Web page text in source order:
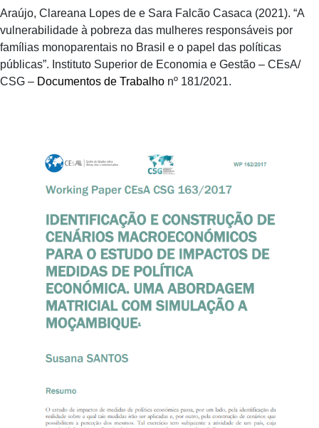
Araújo, Clareana Lopes de e Sara Falcão Casaca (2021). “A
vulnerabilidade à pobreza das mulheres responsáveis por
famílias monoparentais no Brasil e o papel das políticas
públicas”. Instituto Superior de Economia e Gestão – CEsA/
CSG – Documentos de Trabalho nº 181/2021.